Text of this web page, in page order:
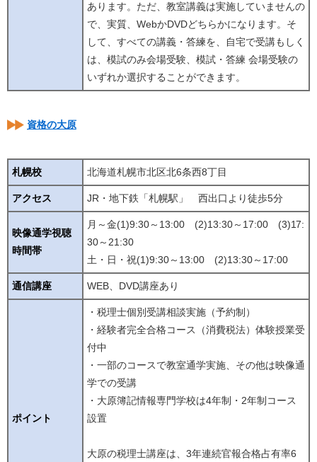
あります。ただ、教室講義は実施していませんの
で、実質、WebかDVDどちらかになります。そ
して、すべての講義・答練を、自宅で受講もしく
は、模試のみ会場受験、模試・答練 会場受験の
いずれか選択することができます。
資格の大原
札幌校 北海道札幌市北区北6条西8丁目
アクセス JR・地下鉄「札幌駅」 西出口より徒歩5分
映像通学視聴
時間帯
月～金(1)9:30～13:00 (2)13:30～17:00 (3)17:
30～21:30
土・日・祝(1)9:30～13:00 (2)13:30～17:00
通信講座 WEB、DVD講座あり
ポイント
・税理士個別受講相談実施（予約制）
・経験者完全合格コース（消費税法）体験授業受
付中
・一部のコースで教室通学実施、その他は映像通
学での受講
・大原簿記情報専門学校は4年制・2年制コース
設置
大原の税理士講座は、3年連続官報合格占有率6